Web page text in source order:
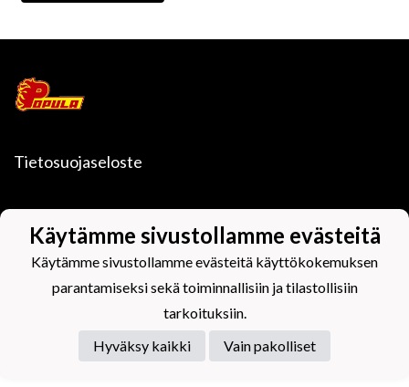
Tietosuojaseloste
Powered by
Käytämme sivustollamme evästeitä
Käytämme sivustollamme evästeitä käyttökokemuksen
parantamiseksi sekä toiminnallisiin ja tilastollisiin
tarkoituksiin.
Hyväksy kaikki
Vain pakolliset